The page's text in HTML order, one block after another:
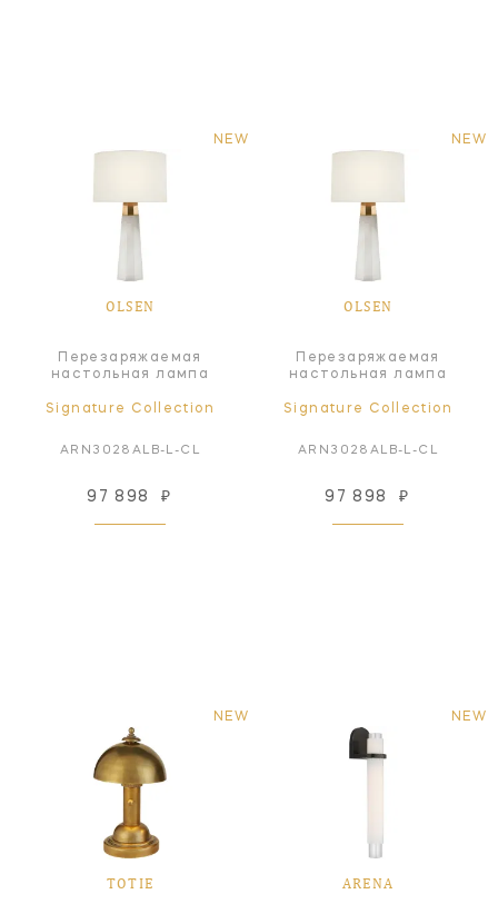
NEW
OLSEN
Перезаряжаемая
настольная лампа
Signature Collection
ARN3028ALB-L-CL
97 898 ₽
NEW
OLSEN
Перезаряжаемая
настольная лампа
Signature Collection
ARN3028ALB-L-CL
97 898 ₽
NEW
TOTIE
NEW
ARENA